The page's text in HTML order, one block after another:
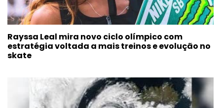
Rayssa Leal mira novo ciclo olímpico com
estratégia voltada a mais treinos e evolução no
skate